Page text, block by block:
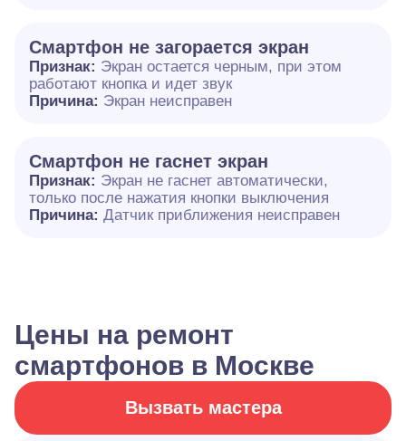
Смартфон не загорается экран
Признак: Экран остается черным, при этом
работают кнопка и идет звук
Причина: Экран неисправен
Смартфон не гаснет экран
Признак: Экран не гаснет автоматически,
только после нажатия кнопки выключения
Причина: Датчик приближения неисправен
Цены на ремонт
смартфонов в Москве
Вызвать мастера